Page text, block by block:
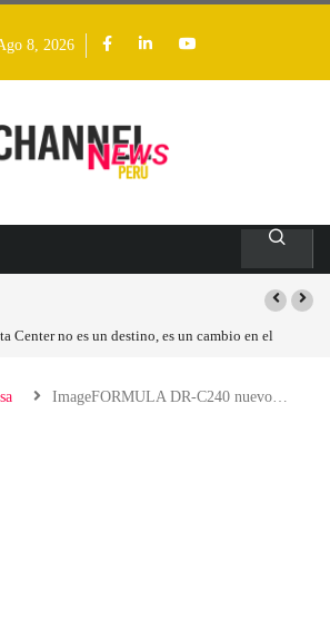
8, 2026
no es un destino, es un cambio en el
ImageFORMULA DR-C240 nuevo…